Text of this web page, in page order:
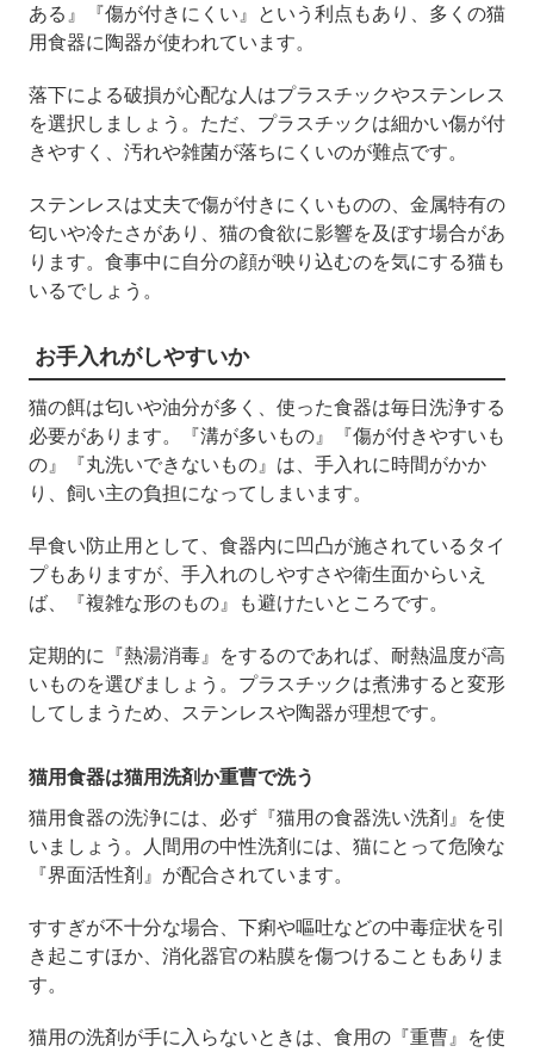
ある』『傷が付きにくい』という利点もあり、多くの猫
用食器に陶器が使われています。
落下による破損が心配な人はプラスチックやステンレス
を選択しましょう。ただ、プラスチックは細かい傷が付
きやすく、汚れや雑菌が落ちにくいのが難点です。
ステンレスは丈夫で傷が付きにくいものの、金属特有の
匂いや冷たさがあり、猫の食欲に影響を及ぼす場合があ
ります。食事中に自分の顔が映り込むのを気にする猫も
いるでしょう。
お手入れがしやすいか
猫の餌は匂いや油分が多く、使った食器は毎日洗浄する
必要があります。『溝が多いもの』『傷が付きやすいも
の』『丸洗いできないもの』は、手入れに時間がかか
り、飼い主の負担になってしまいます。
早食い防止用として、食器内に凹凸が施されているタイ
プもありますが、手入れのしやすさや衛生面からいえ
ば、『複雑な形のもの』も避けたいところです。
定期的に『熱湯消毒』をするのであれば、耐熱温度が高
いものを選びましょう。プラスチックは煮沸すると変形
してしまうため、ステンレスや陶器が理想です。
猫用食器は猫用洗剤か重曹で洗う
猫用食器の洗浄には、必ず『猫用の食器洗い洗剤』を使
いましょう。人間用の中性洗剤には、猫にとって危険な
『界面活性剤』が配合されています。
すすぎが不十分な場合、下痢や嘔吐などの中毒症状を引
き起こすほか、消化器官の粘膜を傷つけることもありま
す。
猫用の洗剤が手に入らないときは、食用の『重曹』を使